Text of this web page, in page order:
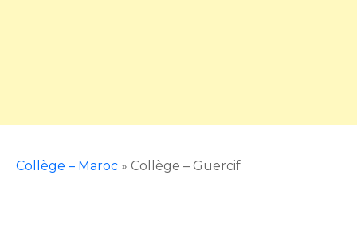
Collège – Maroc » Collège – Guercif